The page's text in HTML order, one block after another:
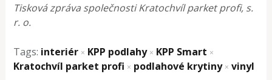
Tisková zpráva společnosti Kratochvíl parket profi, s.
r. o.
Tags: interiér × KPP podlahy × KPP Smart ×
Kratochvíl parket profi × podlahové krytiny × vinyl